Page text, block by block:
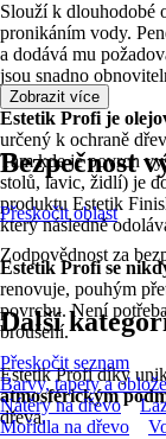
Slouží k dlouhodobé
pronikáním vody.
a dodává mu
jsou snadno
Estetik Profi je
určený k ochraně
Tam kde je povrch
stolů, lavic, židlí) je
produktu Estetik
který následně
Estetik Profi se
renovuje, pouhým
povrchu. Není
broušení.
Estetik Profi díky
atmosférickým
dřeva.
Zobrazit více
Bezpečnost
Přeskočit oblast
Zodpovědnost za
Další
Přeskočit seznam
Barvy, tapety a
Nátěry na dřevo
Mořidla na dřevo